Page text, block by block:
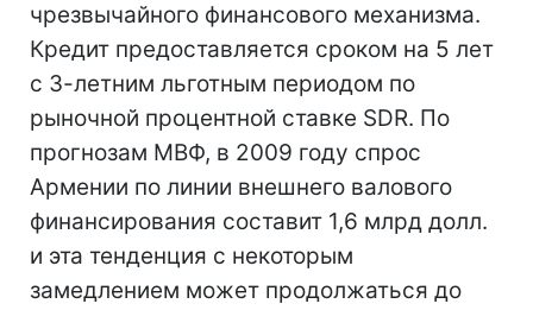
чрезвычайного финансового механизма.
Кредит предоставляется сроком на 5 лет
с 3-летним льготным периодом по
рыночной процентной ставке SDR. По
прогнозам МВФ, в 2009 году спрос
Армении по линии внешнего валового
финансирования составит 1,6 млрд долл.
и эта тенденция с некоторым
замедлением может продолжаться до